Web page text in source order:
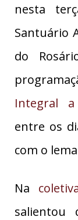
nesta
Santuário
do
Integral
entre os
com o lema
Na
salientou